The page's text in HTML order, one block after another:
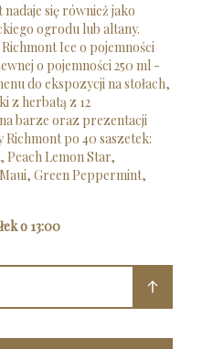
nadaje się również jako
ogrodu lub altany.
Richmont Ice o pojemności
o pojemności 250 ml -
do ekspozycji na stołach,
z herbatą z 12
barze oraz prezentacji
po 40 saszetek:
Peach Lemon Star,
Green Peppermint,
o 13:00